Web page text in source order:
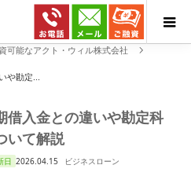
可能なアクト・ウィル株式会社
や勘定...
借入金との違いや勘定科
いて解説
日 2026.04.15 ビジネスローン